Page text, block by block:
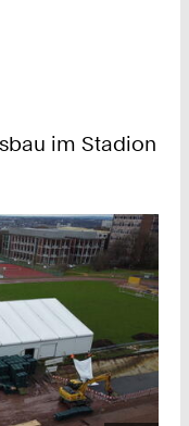
im Stadion